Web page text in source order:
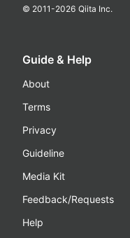
© 2011-2026 Qiita Inc.
Guide & Help
About
Terms
Privacy
Guideline
Media Kit
Feedback/Requests
Help